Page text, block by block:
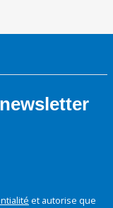
et autorise que